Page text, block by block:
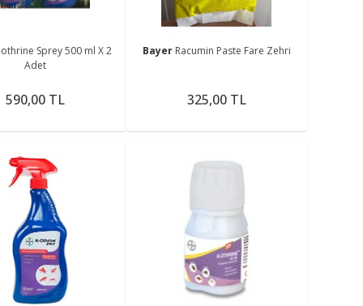
othrine Sprey 500 ml X 2
Adet
590,00 TL
Bayer Racumin Paste Fare Zehri
325,00 TL